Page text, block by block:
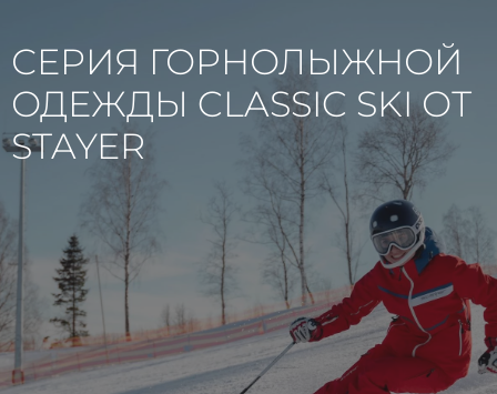
СЕРИЯ ГОРНОЛЫЖНОЙ
ОДЕЖДЫ CLASSIC SKI ОТ
STAYER